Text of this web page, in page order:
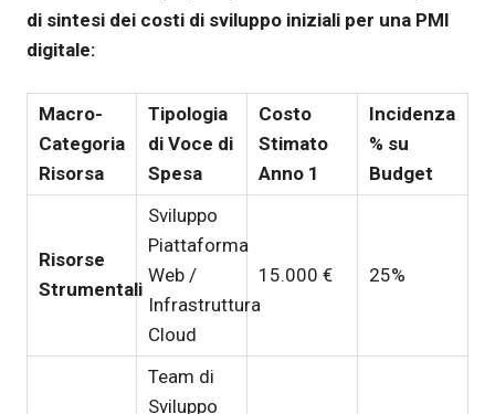
di sintesi dei costi di sviluppo iniziali per una PMI
digitale:
Macro-
Categoria
Risorsa
Tipologia
di Voce di
Spesa
Costo
Stimato
Anno 1
Incidenza
% su
Budget
Risorse
Strumentali
Sviluppo
Piattaforma
Web /
Infrastruttura
Cloud
15.000 € 25%
Team di
Sviluppo